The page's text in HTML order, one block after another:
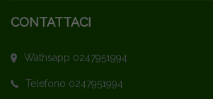
CONTATTACI
Wathsapp 0247951994
Telefono 0247951994